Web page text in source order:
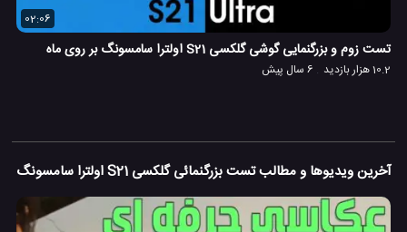
02:06
تست زوم و بزرگنمایی گوشی گلکسی S21 اولترا سامسونگ بر روی ماه
10.2 هزار بازدید 6 سال پیش
آخرین ویدیوها و مطالب تست بزرگنمائی گلکسی S21 اولترا سامسونگ